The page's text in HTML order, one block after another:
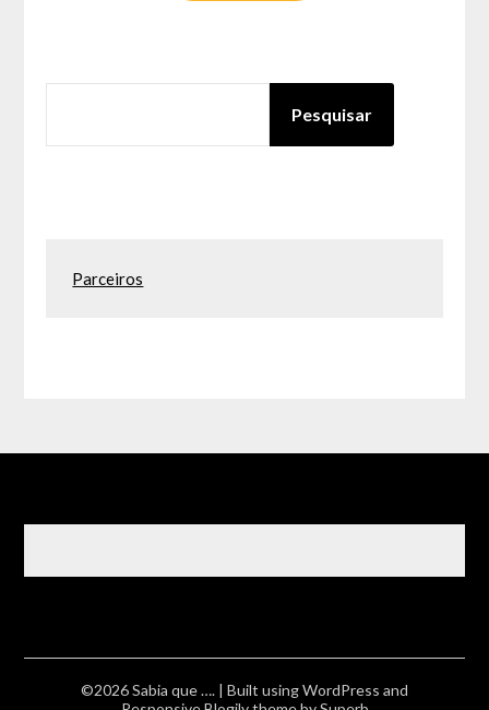
Pesquisar
Parceiros
©2026 Sabia que …. | Built using WordPress and